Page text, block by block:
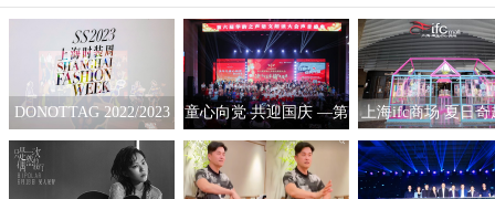
DONOTTAG 2022/2023
时装创意秀开启，众星
携手开启时髦新篇章
童心向党 共迎国庆 —第
六届“华韵之声”语文朗
读大会总展演在京隆重
上海ifc商场 夏日奇
拟互动艺术展